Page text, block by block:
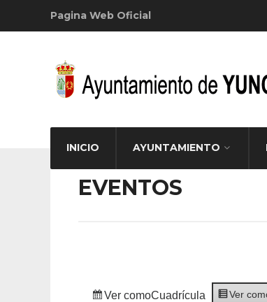
Pagina Web Oficial
INICIO AYUNTAMIENTO
EVENTOS
Ver comoCuadrícula Ver